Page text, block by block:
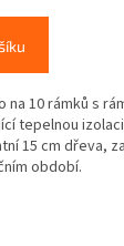
10 rámků s
tepelnou
15 cm dřeva,
období.